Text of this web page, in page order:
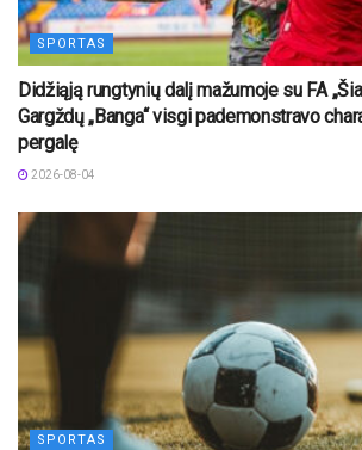
SPORTAS
Didžiąją rungtynių dalį mažumoje su FA
Gargždų „Banga“ visgi pademonstravo
pergalę
2026-08-04
SPORTAS